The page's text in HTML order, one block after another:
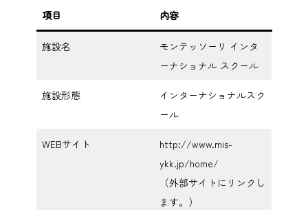
項目 内容
施設名
モンテッソーリ インタ
ーナショナル スクール
施設形態
インターナショナルスク
ール
WEBサイト
http://www.mis-
ykk.jp/home/
（外部サイトにリンクし
ます。）